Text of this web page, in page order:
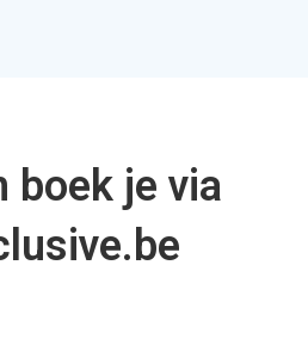
boek je via